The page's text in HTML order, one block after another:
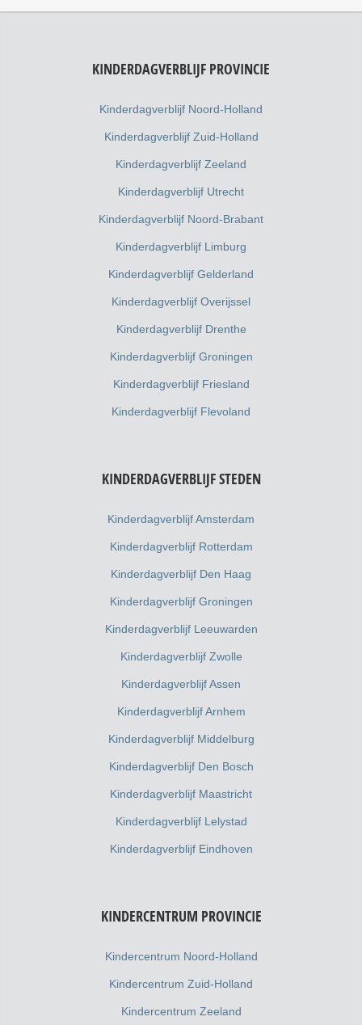
KINDERDAGVERBLIJF PROVINCIE
Kinderdagverblijf Noord-Holland
Kinderdagverblijf Zuid-Holland
Kinderdagverblijf Zeeland
Kinderdagverblijf Utrecht
Kinderdagverblijf Noord-Brabant
Kinderdagverblijf Limburg
Kinderdagverblijf Gelderland
Kinderdagverblijf Overijssel
Kinderdagverblijf Drenthe
Kinderdagverblijf Groningen
Kinderdagverblijf Friesland
Kinderdagverblijf Flevoland
KINDERDAGVERBLIJF STEDEN
Kinderdagverblijf Amsterdam
Kinderdagverblijf Rotterdam
Kinderdagverblijf Den Haag
Kinderdagverblijf Groningen
Kinderdagverblijf Leeuwarden
Kinderdagverblijf Zwolle
Kinderdagverblijf Assen
Kinderdagverblijf Arnhem
Kinderdagverblijf Middelburg
Kinderdagverblijf Den Bosch
Kinderdagverblijf Maastricht
Kinderdagverblijf Lelystad
Kinderdagverblijf Eindhoven
KINDERCENTRUM PROVINCIE
Kindercentrum Noord-Holland
Kindercentrum Zuid-Holland
Kindercentrum Zeeland